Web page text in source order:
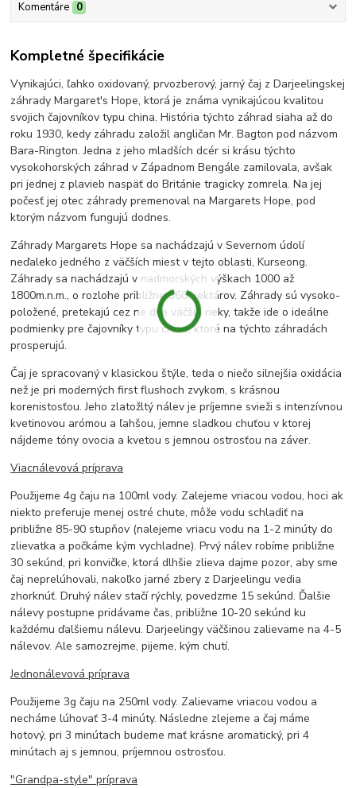
Komentáre 0
Kompletné špecifikácie
Vynikajúci, ľahko oxidovaný, prvozberový, jarný čaj z Darjeelingskej
záhrady Margaret's Hope, ktorá je známa vynikajúcou kvalitou
svojich čajovníkov typu china. História týchto záhrad siaha až do
roku 1930, kedy záhradu založil angličan Mr. Bagton pod názvom
Bara-Rington. Jedna z jeho mladších dcér si krásu týchto
vysokohorských záhrad v Západnom Bengále zamilovala, avšak
pri jednej z plavieb naspäť do Británie tragicky zomrela. Na jej
počesť jej otec záhrady premenoval na Margarets Hope, pod
ktorým názvom fungujú dodnes.
Záhrady Margarets Hope sa nachádzajú v Severnom údolí
neďaleko jedného z väčších miest v tejto oblasti, Kurseong.
Záhrady sa nachádzajú v nadmorských výškach 1000 až
1800m.n.m., o rozlohe približne 360 hektárov. Záhrady sú vysoko-
položené, pretekajú cez ne dve väčšie rieky, takže ide o ideálne
podmienky pre čajovníky typu china, ktoré na týchto záhradách
prosperujú.
Čaj je spracovaný v klasickou štýle, teda o niečo silnejšia oxidácia
než je pri moderných first flushoch zvykom, s krásnou
korenistosťou. Jeho zlatožltý nálev je príjemne svieži s intenzívnou
kvetinovou arómou a ľahšou, jemne sladkou chuťou v ktorej
nájdeme tóny ovocia a kvetou s jemnou ostrosťou na záver.
Viacnálevová príprava
Použijeme 4g čaju na 100ml vody. Zalejeme vriacou vodou, hoci ak
niekto preferuje menej ostré chute, môže vodu schladiť na
približne 85-90 stupňov (nalejeme vriacu vodu na 1-2 minúty do
zlievatka a počkáme kým vychladne). Prvý nálev robíme približne
30 sekúnd, pri konvičke, ktorá dlhšie zlieva dajme pozor, aby sme
čaj neprelúhovali, nakoľko jarné zbery z Darjeelingu vedia
zhorknúť. Druhý nálev stačí rýchly, povedzme 15 sekúnd. Ďalšie
nálevy postupne pridávame čas, približne 10-20 sekúnd ku
každému ďalšiemu nálevu. Darjeelingy väčšinou zalievame na 4-5
nálevov. Ale samozrejme, pijeme, kým chutí.
Jednonálevová príprava
Použijeme 3g čaju na 250ml vody. Zalievame vriacou vodou a
necháme lúhovať 3-4 minúty. Následne zlejeme a čaj máme
hotový, pri 3 minútach budeme mať krásne aromatický, pri 4
minútach aj s jemnou, príjemnou ostrosťou.
"Grandpa-style" príprava